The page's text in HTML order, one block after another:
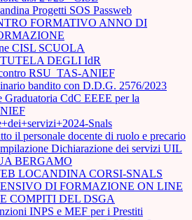
Progetti SOS Passweb
FORMATIVO ANNO DI
CISL SCUOLA
DEGLI IdR
RSU_TAS-ANIEF
bandito con D.D.G. 2576/2023
Graduatoria CdC EEEE per la
Snals
il personale docente di ruolo e precario
Dichiarazione dei servizi UIL
BERGAMO
LOCANDINA CORSI-SNALS
DI FORMAZIONE ON LINE
COMPITI DEL DSGA
INPS e MEF per i Prestiti